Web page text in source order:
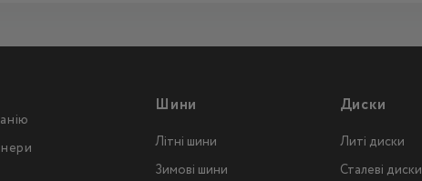
Шини
Літні шини
Зимові шини
Диски
Литі диски
Сталеві диски